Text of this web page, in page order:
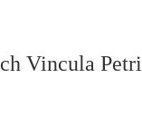
Vincula Petri